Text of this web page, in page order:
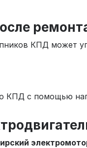
КПД может
КПД с помощью